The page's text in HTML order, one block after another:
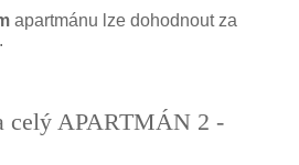
apartmánu lze dohodnout za
celý APARTMÁN 2 -